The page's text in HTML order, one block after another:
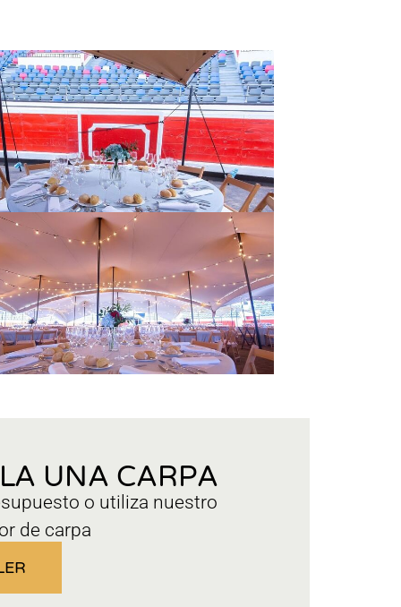
UNA CARPA
o utiliza nuestro
de carpa